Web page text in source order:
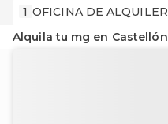
1 OFICINA DE ALQUILER
Alquila tu mg en Castellón